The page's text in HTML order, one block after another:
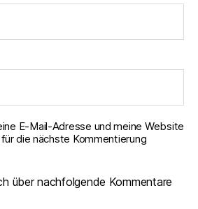
E-Mail-Adresse und meine Website
die nächste Kommentierung
über nachfolgende Kommentare